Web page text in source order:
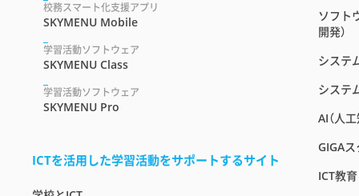
校務スマート化支援アプリ
SKYMENU Mobile
学習活動ソフトウェア
SKYMENU Class
学習活動ソフトウェア
SKYMENU Pro
ICTを活用した学習活動をサポートするサイト
ソフト
開発）
システ
システ
AI（人
GIGA
ICT教